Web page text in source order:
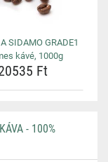
SIDAMO GRADE1
kávé, 1000g
Ft
- 100%